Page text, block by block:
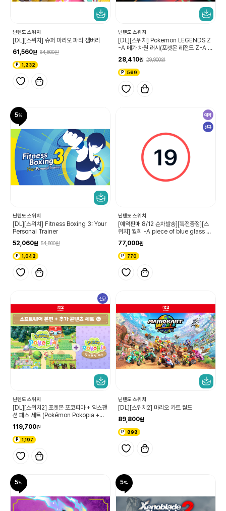
닌텐도 스위치
[DL][스위치] 슈퍼 마리오 파티 잼버리
61,560
64,800
1,232
닌텐도 스위치
[DL][스위치] Pokemon LEGENDS Z
-A 메가 차원 러시(포켓몬 레전드 Z-A 메
가차원 러시)
28,410 29,900
569
5
닌텐도 스위치
[DL][스위치] Fitness Boxing 3: Your
Personal Trainer
52,060
54,800
1,042
예약
신규
닌텐도 스위치
[예약판매 8/12 순차발송][특전증정][스
위치] 월희 -A piece of blue glass m
oon-
77,000
770
신규
닌텐도 스위치
[DL][스위치2] 포켓몬 포코피아 + 익스팬
션 패스 세트 (Pokémon Pokopia +익
스팬션 패스 세트)
119,700
1,197
닌텐도 스위치
[DL][스위치2] 마리오 카트 월드
89,800
898
5 5